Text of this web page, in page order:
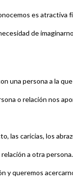
es atractiva
de
una persona a la
o relación nos
las caricias, los
a otra persona.
y queremos